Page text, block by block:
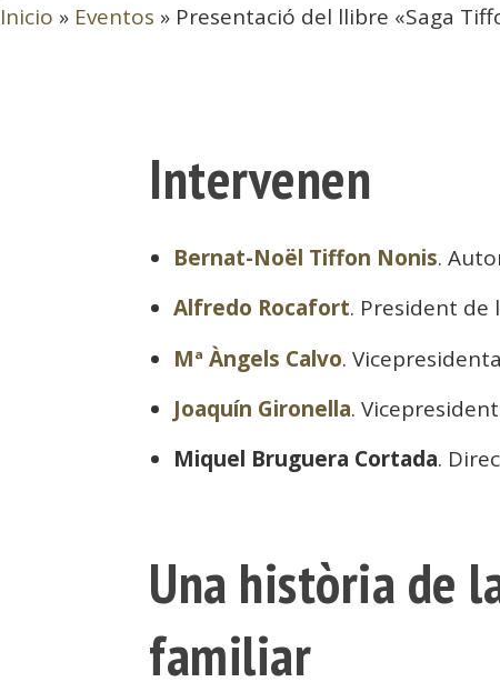
Inicio » Eventos » Presentació del llibre «Saga
Intervenen
Bernat-Noël Tiffon Nonis.
Alfredo Rocafort. President de
Mª Àngels Calvo.
Joaquín Gironella.
Miquel Bruguera Cortada.
Una història de
familiar